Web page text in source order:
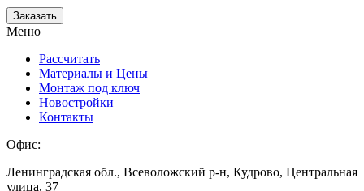
Заказать
Меню
Рассчитать
Материалы и Цены
Монтаж под ключ
Новостройки
Контакты
Офис:
Ленинградская обл., Всеволожский р-н, Кудрово, Центральная
улица, 37